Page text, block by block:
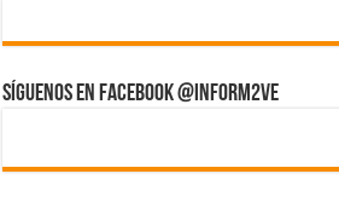
Síguenos en Facebook @inform2Ve